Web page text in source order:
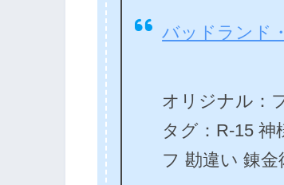
バッドランド
オリジナル：
タグ：R-15 神
フ 勘違い 錬金